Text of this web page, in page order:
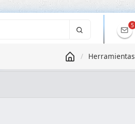
5
Herramientas